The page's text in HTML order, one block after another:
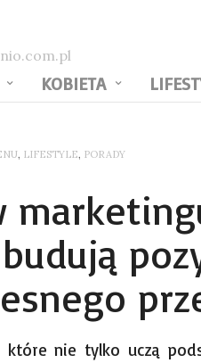
KOBIETA
, LIFESTYLE, PORADY
które nie tylko uczą